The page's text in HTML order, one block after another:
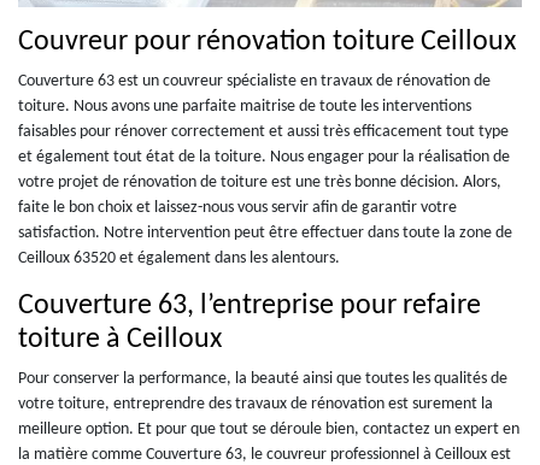
Couvreur pour rénovation toiture Ceilloux
Couverture 63 est un couvreur spécialiste en travaux de rénovation de
toiture. Nous avons une parfaite maitrise de toute les interventions
faisables pour rénover correctement et aussi très efficacement tout type
et également tout état de la toiture. Nous engager pour la réalisation de
votre projet de rénovation de toiture est une très bonne décision. Alors,
faite le bon choix et laissez-nous vous servir afin de garantir votre
satisfaction. Notre intervention peut être effectuer dans toute la zone de
Ceilloux 63520 et également dans les alentours.
Couverture 63, l’entreprise pour refaire
toiture à Ceilloux
Pour conserver la performance, la beauté ainsi que toutes les qualités de
votre toiture, entreprendre des travaux de rénovation est surement la
meilleure option. Et pour que tout se déroule bien, contactez un expert en
la matière comme Couverture 63, le couvreur professionnel à Ceilloux est